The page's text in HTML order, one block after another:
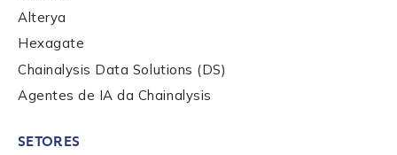
*
Last name
Company / Organization Name
Alterya
Hexagate
Chainalysis Data Solutions (DS)
Agentes de IA da Chainalysis
SETORES